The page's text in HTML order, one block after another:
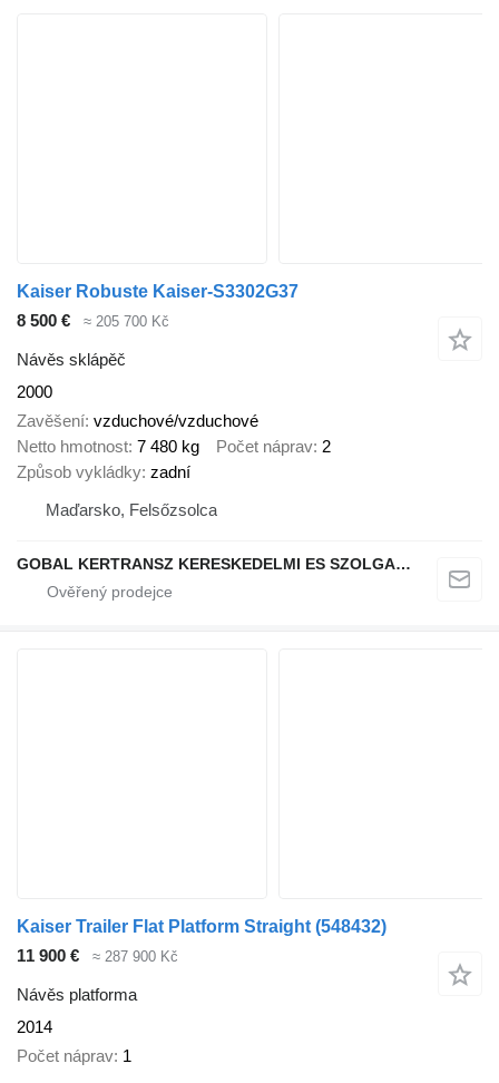
Kaiser Robuste Kaiser-S3302G37
8 500 €
≈ 205 700 Kč
Návěs sklápěč
2000
Zavěšení vzduchové/vzduchové
Netto hmotnost 7 480 kg Počet náprav 2
Způsob vykládky zadní
Maďarsko, Felsőzsolca
GOBAL KERTRANSZ KERESKEDELMI ES SZOLGALTATO KFT.
Kaiser Trailer Flat Platform Straight (548432)
11 900 €
≈ 287 900 Kč
Návěs platforma
2014
Počet náprav 1